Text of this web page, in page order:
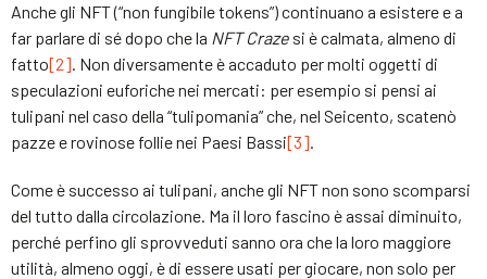
Anche gli NFT (“non fungibile tokens”) continuano a esistere e a
far parlare di sé dopo che la NFT Craze si è calmata, almeno di
fatto[2]. Non diversamente è accaduto per molti oggetti di
speculazioni euforiche nei mercati: per esempio si pensi ai
tulipani nel caso della “tulipomania” che, nel Seicento, scatenò
pazze e rovinose follie nei Paesi Bassi[3].
Come è successo ai tulipani, anche gli NFT non sono scomparsi
del tutto dalla circolazione. Ma il loro fascino è assai diminuito,
perché perfino gli sprovveduti sanno ora che la loro maggiore
utilità, almeno oggi, è di essere usati per giocare, non solo per